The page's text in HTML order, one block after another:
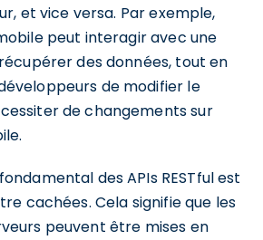
et vice versa. Par exemple,
peut interagir avec une
récupérer des données, tout en
de modifier le
de changements sur
des APIs RESTful est
cachées. Cela signifie que les
peuvent être mises en